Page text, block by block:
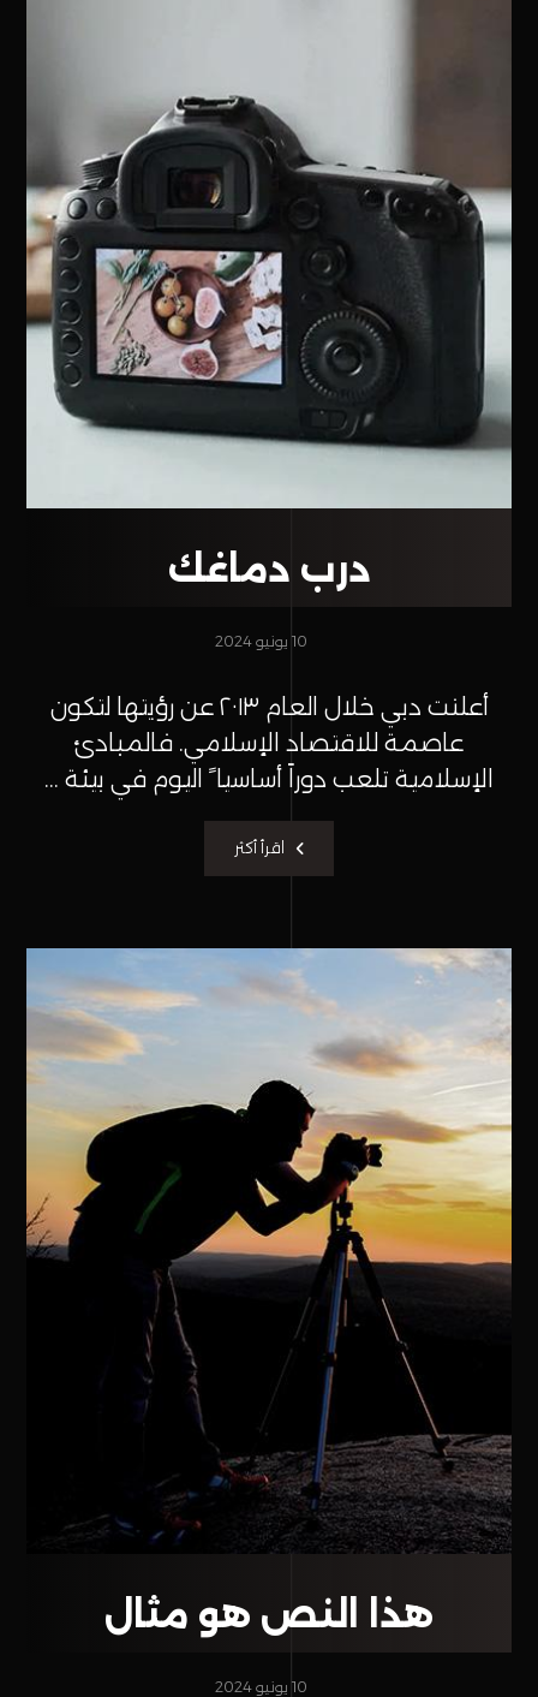
درب دماغك
10 يونيو 2024
أعلنت دبي خلال العام ٢٠١٣ عن رؤيتها لتكون
عاصمة للاقتصاد الإسلامي. فالمبادئ
الإسلامية تلعب دوراً أساسيا ً اليوم في بيئة ...
اقرأ أكثر
هذا النص هو مثال
10 يونيو 2024